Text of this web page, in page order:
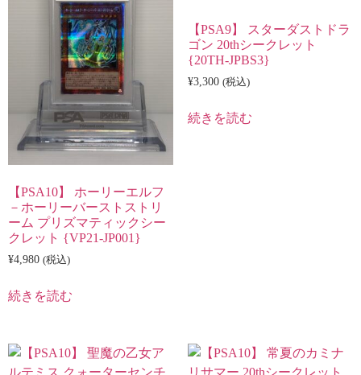
【PSA10】 ホーリーエルフ
－ホーリーバーストストリ
ーム プリズマティックシー
クレット {VP21-JP001}
¥4,980 (税込)
続きを読む
【PSA9】 スターダストドラ
ゴン 20thシークレット
{20TH-JPBS3}
¥3,300 (税込)
続きを読む